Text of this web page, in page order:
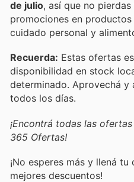
de julio, así que no pierdas
promociones en
cuidado personal y
Recuerda: Estas ofertas
disponibilidad en stock
determinado. Aprovechá y
todos los días.
¡Encontrá todas las
365 Ofertas!
¡No esperes más y llená
mejores descuentos!